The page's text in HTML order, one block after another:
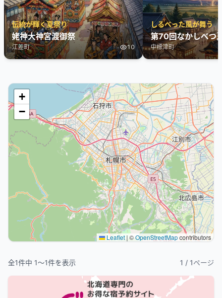
伝統が輝く夏祭り
姥神大神宮渡御祭
江差町 10
しるべった風が舞う
第70回なかしべつ
中標津町
+
−
Leaflet | ©OpenStreetMapcontributors
全1件中 1〜1件を表示 1 / 1ページ